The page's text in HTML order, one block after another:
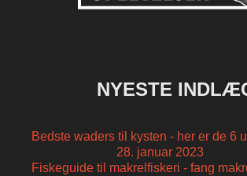
NYESTE
Bedste waders til kysten - her er de 6
28. januar 2023
Fiskeguide til makrelfiskeri - fang